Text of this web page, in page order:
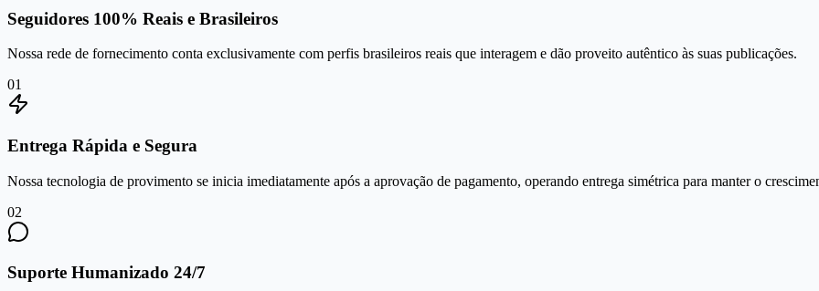
Seguidores 100% Reais e Brasileiros
Nossa rede de fornecimento conta exclusivamente com perfis brasileiros reais que interagem e dão proveito autêntico às suas publicações.
01
Entrega Rápida e Segura
Nossa tecnologia de provimento se inicia imediatamente após a aprovação de pagamento, operando entrega simétrica para manter o
02
Suporte Humanizado 24/7